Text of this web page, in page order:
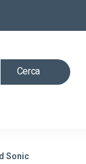
Cerca
Sonic